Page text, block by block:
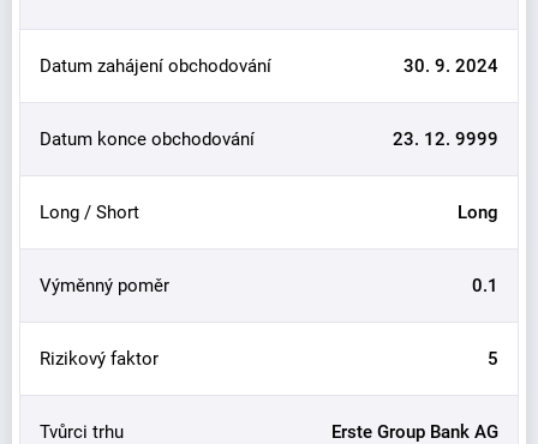
Datum zahájení obchodování 30. 9. 2024
Datum konce obchodování 23. 12. 9999
Long / Short Long
Výměnný poměr 0.1
Rizikový faktor 5
Tvůrci trhu Erste Group Bank AG